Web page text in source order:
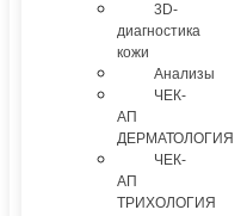
3D-
диагностика
кожи
Анализы
ЧЕК-
АП
ДЕРМАТОЛОГИЯ
ЧЕК-
АП
ТРИХОЛОГИЯ